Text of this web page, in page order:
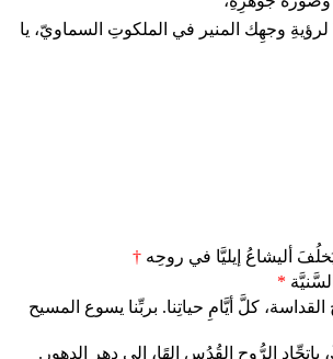
لرؤيةِ وجهِك المنير في الملكوتِ السماويّ، يا
أليشاعُ إيليَّا في روحِه †
*
كلَّ أيَّامِ حياتِنا. بربِّنا يسوع المسيح
باتحِّاد الرُّوح القُدُس إلهًا، إلى دهر الدهور.